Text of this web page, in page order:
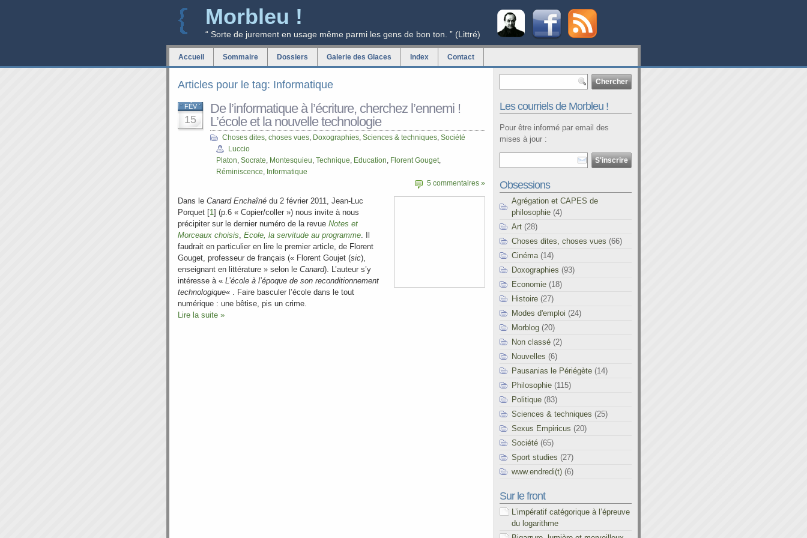
Morbleu !
“ Sorte de jurement en usage même parmi les gens de bon ton. ” (Littré)
Accueil Sommaire Dossiers Galerie des Glaces Index Contact
Articles pour le tag: Informatique
FÉV
15
De l’informatique à l’écriture, cherchez l’ennemi !
L’école et la nouvelle technologie
Choses dites, choses vues, Doxographies, Sciences & techniques, Société
Luccio
Platon, Socrate, Montesquieu, Technique, Education, Florent Gouget,
Réminiscence, Informatique
5 commentaires »
Dans le Canard Enchaîné du 2 février 2011, Jean-Luc
Porquet [1] (p.6 « Copier/coller ») nous invite à nous
précipiter sur le dernier numéro de la revue Notes et
Morceaux choisis, Ecole, la servitude au programme. Il
faudrait en particulier en lire le premier article, de Florent
Gouget, professeur de français (« Florent Goujet (sic),
enseignant en littérature » selon le Canard). L’auteur s’y
intéresse à « L’école à l’époque de son reconditionnement
technologique« . Faire basculer l’école dans le tout
numérique : une bêtise, pis un crime.
Lire la suite »
Les courriels de Morbleu !
Pour être informé par email des
mises à jour :
Obsessions
Agrégation et CAPES de
philosophie (4)
Art (28)
Choses dites, choses vues (66)
Cinéma (14)
Doxographies (93)
Economie (18)
Histoire (27)
Modes d'emploi (24)
Morblog (20)
Non classé (2)
Nouvelles (6)
Pausanias le Périégète (14)
Philosophie (115)
Politique (83)
Sciences & techniques (25)
Sexus Empiricus (20)
Société (65)
Sport studies (27)
www.endredi(t) (6)
Sur le front
L’impératif catégorique à l’épreuve
du logarithme